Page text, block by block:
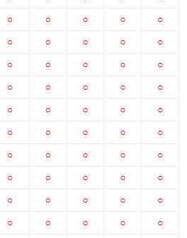
○
○
○
○
○
○
○
○
○
○
○
○
○
○
○
○
○
○
○
○
○
○
○
○
○
○
○
○
○
○
○
○
○
○
○
○
○
○
○
○
○
○
○
○
○
○
○
○
○
○